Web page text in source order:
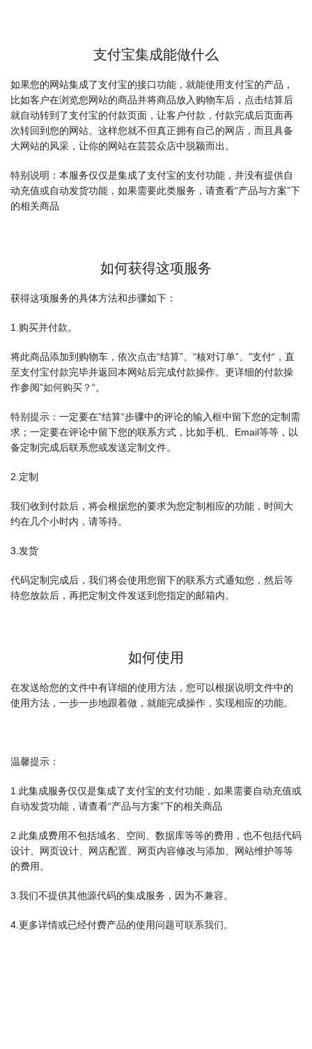
支付宝集成能做什么
如果您的网站集成了支付宝的接口功能，就能使用支付宝的产品，
比如客户在浏览您网站的商品并将商品放入购物车后，点击结算后
就自动转到了支付宝的付款页面，让客户付款，付款完成后页面再
次转回到您的网站。这样您就不但真正拥有自己的网店，而且具备
大网站的风采，让你的网站在芸芸众店中脱颖而出。
特别说明：本服务仅仅是集成了支付宝的支付功能，并没有提供自
动充值或自动发货功能，如果需要此类服务，请查看“产品与方案”下
的相关商品
如何获得这项服务
获得这项服务的具体方法和步骤如下：
1.购买并付款。
将此商品添加到购物车，依次点击“结算”、“核对订单”、"支付“，直
至支付宝付款完毕并返回本网站后完成付款操作。更详细的付款操
作参阅”如何购买？“。
特别提示：一定要在”结算“步骤中的评论的输入框中留下您的定制需
求；一定要在评论中留下您的联系方式，比如手机、Email等等，以
备定制完成后联系您或发送定制文件。
2.定制
我们收到付款后，将会根据您的要求为您定制相应的功能，时间大
约在几个小时内，请等待。
3.发货
代码定制完成后，我们将会使用您留下的联系方式通知您，然后等
待您放款后，再把定制文件发送到您指定的邮箱内。
如何使用
在发送给您的文件中有详细的使用方法，您可以根据说明文件中的
使用方法，一步一步地跟着做，就能完成操作，实现相应的功能。
温馨提示：
1.此集成服务仅仅是集成了支付宝的支付功能，如果需要自动充值或
自动发货功能，请查看“产品与方案”下的相关商品
2.此集成费用不包括域名、空间、数据库等等的费用，也不包括代码
设计、网页设计、网店配置、网页内容修改与添加、网站维护等等
的费用。
3.我们不提供其他源代码的集成服务，因为不兼容。
4.更多详情或已经付费产品的使用问题可联系我们。